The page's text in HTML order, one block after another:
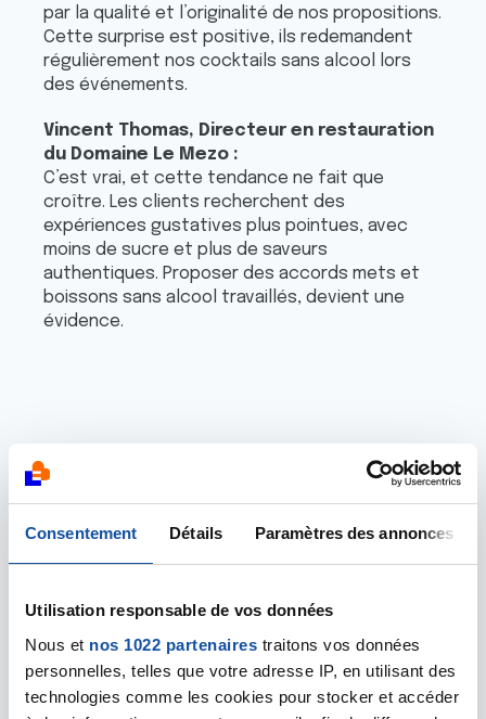
Consentement Détails Paramètres des annonces
Utilisation responsable de vos données
Nous et nos 1022 partenaires traitons vos données
personnelles, telles que votre adresse IP, en utilisant des
technologies comme les cookies pour stocker et accéder
par la qualité et l’originalité de nos propositions.
Cette surprise est positive, ils redemandent
régulièrement nos cocktails sans alcool lors
des événements.
Vincent Thomas, Directeur en restauration
du Domaine Le Mezo :
C’est vrai, et cette tendance ne fait que
croître. Les clients recherchent des
expériences gustatives plus pointues, avec
moins de sucre et plus de saveurs
authentiques. Proposer des accords mets et
boissons sans alcool travaillés, devient une
évidence.
Pensez-vous que
ces propositions
favorisent une
consommation
plus responsable
?